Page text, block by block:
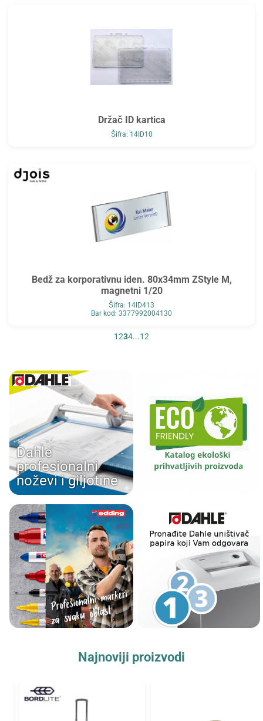
Držač ID kartica
Šifra: 14ID10
Bedž za korporativnu iden. 80x34mm ZStyle M,
magnetni 1/20
Šifra: 14ID413
Bar kod: 3377992004130
1234...12
Dahle
profesionalni
noževi i giljotine
Najnoviji proizvodi